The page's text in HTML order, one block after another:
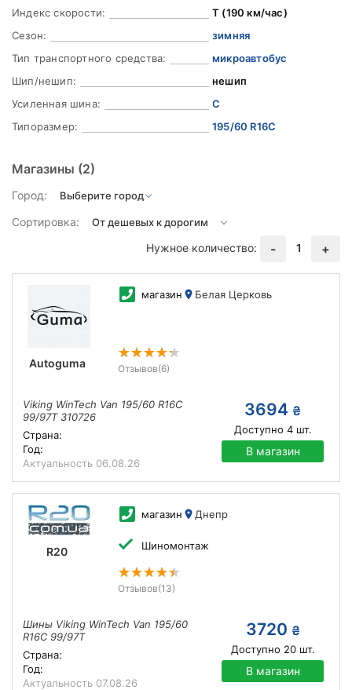
Индекс скорости:
T (190 км/час)
Сезон:
зимняя
Тип транспортного средства:
микроавтобус
Шип/нешип:
нешип
Усиленная шина:
C
Типоразмер:
195/60 R16C
Магазины (2)
Город:
Сортировка:
Нужное количество:
- 1 +
Autoguma
магазин Белая Церковь
Отзывов(6)
Viking WinTech Van 195/60 R16C
99/97T 310726
Страна:
Год:
Актуальность 06.08.26
3694 ₴
Доступно 4шт.
В магазин
R20
магазин Днепр
Шиномонтаж
Отзывов(13)
Шины Viking WinTech Van 195/60
R16C 99/97T
Страна:
Год:
Актуальность 07.08.26
3720 ₴
Доступно 20шт.
В магазин